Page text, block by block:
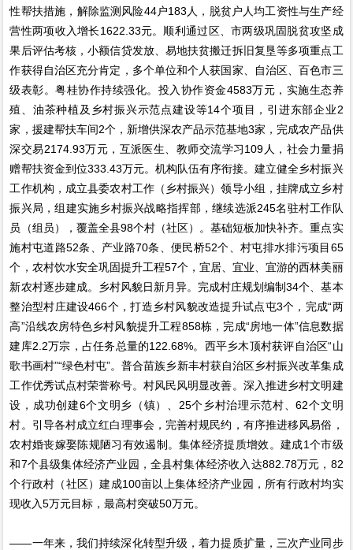
性帮扶措施，解除监测风险44户183人，脱贫户人均工资性与生产经
营性两项收入增长1622.33元。顺利通过区、市两级巩固脱贫攻坚成
果后评估考核，小额信贷发放、易地扶贫搬迁拆旧复垦等多项重点工
作获得自治区充分肯定，多个单位和个人获国家、自治区、百色市三
级表彰。粤桂协作持续强化。投入协作资金4583万元，实施生态养
殖、油茶种植及乡村振兴示范点建设等14个项目，引进东部企业2
家，援建帮扶车间2个，新增供深农产品示范基地3家，完成农产品供
深交易2174.93万元，互派医生、教师交流学习109人，社会力量捐
赠帮扶资金到位333.43万元。机构队伍有序衔接。建立健全乡村振兴
工作机构，成立县委农村工作（乡村振兴）领导小组，挂牌成立乡村
振兴局，组建实施乡村振兴战略指挥部，继续选派245名驻村工作队
员（组员），覆盖全县98个村（社区）。基础短板加快补齐。重点实
施村屯道路52条、产业路70条、便民桥52个、村屯排水排污项目65
个，农村饮水安全巩固提升工程57个，宜居、宜业、宜游的西林美丽
新农村逐步建成。乡村风貌日新月异。完成村庄规划编制34个、基本
整治型村庄建设466个，打造乡村风貌改造提升试点屯3个，完成“两
高”沿线农房特色乡村风貌提升工程858栋，完成“房地一体”信息数据
建库2.2万宗，占任务总量的122.68%。西平乡木顶村获评自治区“山
歌书画村”“绿色村屯”。普合苗族乡新丰村获自治区乡村振兴改革集成
工作优秀试点村荣誉称号。村风民风明显改善。深入推进乡村文明建
设，成功创建6个文明乡（镇）、25个乡村治理示范村、62个文明
村。引导各村成立红白理事会，完善村规民约，有序推进移风易俗，
农村婚丧嫁娶陈规陋习有效遏制。集体经济提质增效。建成1个市级
和7个县级集体经济产业园，全县村集体经济收入达882.78万元，82
个行政村（社区）建成100亩以上集体经济产业园，所有行政村均实
现收入5万元目标，最高村突破50万元。
——一年来，我们持续深化转型升级，着力提质扩量，三次产业同步